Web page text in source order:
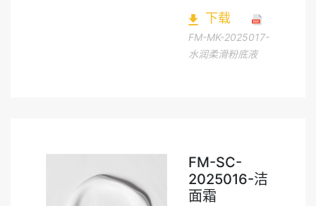
下载
FM-MK-2025017-
水润柔滑粉底液
FM-SC-
2025016-洁
面霜